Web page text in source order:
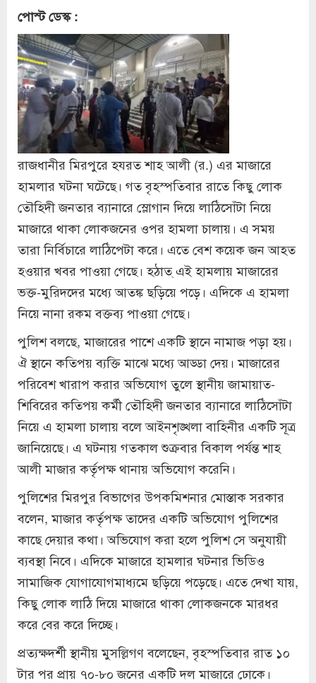
পোস্ট ডেস্ক :
রাজধানীর মিরপুরে হযরত শাহ আলী (র.) এর মাজারে
হামলার ঘটনা ঘটেছে। গত বৃহস্পতিবার রাতে কিছু লোক
তৌহিদী জনতার ব্যানারে স্লোগান দিয়ে লাঠিসোঁটা নিয়ে
মাজারে থাকা লোকজনের ওপর হামলা চালায়। এ সময়
তারা নির্বিচারে লাঠিপেটা করে। এতে বেশ কয়েক জন আহত
হওয়ার খবর পাওয়া গেছে। হঠাত্ এই হামলায় মাজারের
ভক্ত-মুরিদদের মধ্যে আতঙ্ক ছড়িয়ে পড়ে। এদিকে এ হামলা
নিয়ে নানা রকম বক্তব্য পাওয়া গেছে।
পুলিশ বলছে, মাজারের পাশে একটি স্থানে নামাজ পড়া হয়।
ঐ স্থানে কতিপয় ব্যক্তি মাঝে মধ্যে আড্ডা দেয়। মাজারের
পরিবেশ খারাপ করার অভিযোগ তুলে স্থানীয় জামায়াত-
শিবিরের কতিপয় কর্মী তৌহিদী জনতার ব্যানারে লাঠিসোঁটা
নিয়ে এ হামলা চালায় বলে আইনশৃঙ্খলা বাহিনীর একটি সূত্র
জানিয়েছে। এ ঘটনায় গতকাল শুক্রবার বিকাল পর্যন্ত শাহ
আলী মাজার কর্তৃপক্ষ থানায় অভিযোগ করেনি।
পুলিশের মিরপুর বিভাগের উপকমিশনার মোস্তাক সরকার
বলেন, মাজার কর্তৃপক্ষ তাদের একটি অভিযোগ পুলিশের
কাছে দেয়ার কথা। অভিযোগ করা হলে পুলিশ সে অনুযায়ী
ব্যবস্থা নিবে। এদিকে মাজারে হামলার ঘটনার ভিডিও
সামাজিক যোগাযোগমাধ্যমে ছড়িয়ে পড়েছে। এতে দেখা যায়,
কিছু লোক লাঠি দিয়ে মাজারে থাকা লোকজনকে মারধর
করে বের করে দিচ্ছে।
প্রত্যক্ষদর্শী স্থানীয় মুসল্লিগণ বলেছেন, বৃহস্পতিবার রাত ১০
টার পর প্রায় ৭০-৮০ জনের একটি দল মাজারে ঢোকে।